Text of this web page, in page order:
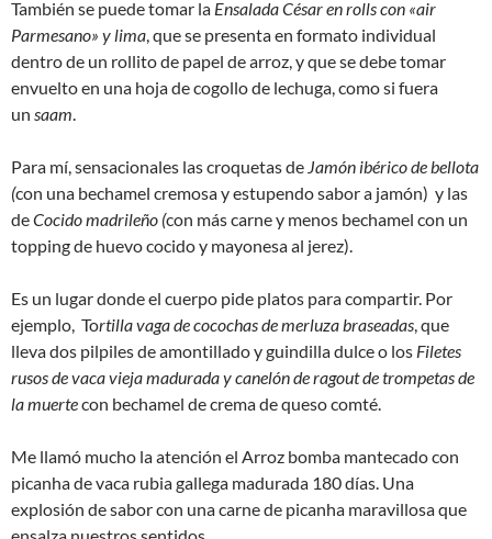
También se puede tomar la Ensalada César en rolls con «air
Parmesano» y lima, que se presenta en formato individual
dentro de un rollito de papel de arroz, y que se debe tomar
envuelto en una hoja de cogollo de lechuga, como si fuera
un saam.
Para mí, sensacionales las croquetas de Jamón ibérico de bellota
(con una bechamel cremosa y estupendo sabor a jamón) y las
deCocido madrileño (con más carne y menos bechamel con un
topping de huevo cocido y mayonesa al jerez).
Es un lugar donde el cuerpo pide platos para compartir. Por
ejemplo, Tortilla vaga de cocochas de merluza braseadas, que
lleva dos pilpiles de amontillado y guindilla dulce o los Filetes
rusos de vaca vieja madurada y canelón de ragout de trompetas de
la muertecon bechamel de crema de queso comté.
Me llamó mucho la atención el Arroz bomba mantecado con
picanha de vaca rubia gallega madurada 180 días. Una
explosión de sabor con una carne de picanha maravillosa que